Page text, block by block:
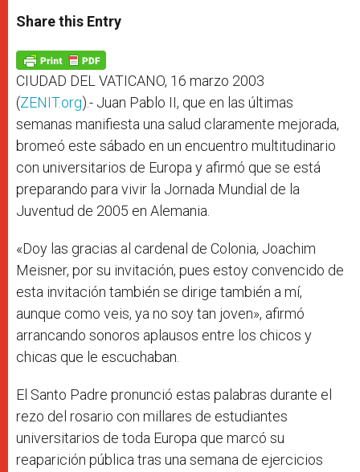
t
s
p
p
s
e
g
e
r
e
b
o
k
Share this Entry
CIUDAD DEL VATICANO, 16 marzo 2003
(ZENIT.org).- Juan Pablo II, que en las últimas
semanas manifiesta una salud claramente mejorada,
bromeó este sábado en un encuentro multitudinario
con universitarios de Europa y afirmó que se está
preparando para vivir la Jornada Mundial de la
Juventud de 2005 en Alemania.
«Doy las gracias al cardenal de Colonia, Joachim
Meisner, por su invitación, pues estoy convencido de
esta invitación también se dirige también a mí,
aunque como veis, ya no soy tan joven», afirmó
arrancando sonoros aplausos entre los chicos y
chicas que le escuchaban.
El Santo Padre pronunció estas palabras durante el
rezo del rosario con millares de estudiantes
universitarios de toda Europa que marcó su
reaparición pública tras una semana de ejercicios